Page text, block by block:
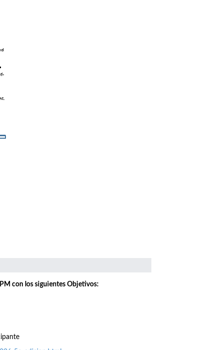
con los siguientes Objetivos: